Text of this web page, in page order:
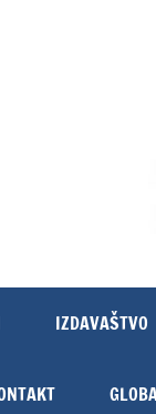
IZDAVAŠTVO